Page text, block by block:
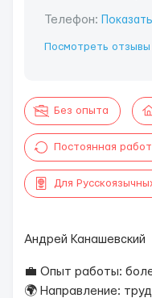
Телефон:
Посмотреть
Без опыта
Постоянная
Для
Андрей Канашевский
💼 Опыт работы:
🌍 Направление: